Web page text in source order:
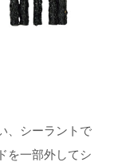
、シーラントで
を一部外してシ